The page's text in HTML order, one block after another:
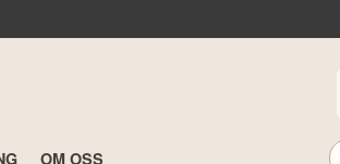
OM OSS